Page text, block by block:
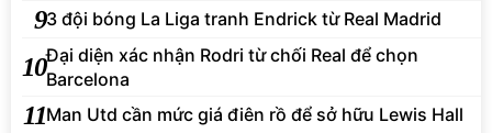
93 đội bóng La Liga tranh Endrick từ Real Madrid
10Đại diện xác nhận Rodri từ chối Real để chọn
Barcelona
11Man Utd cần mức giá điên rồ để sở hữu Lewis Hall